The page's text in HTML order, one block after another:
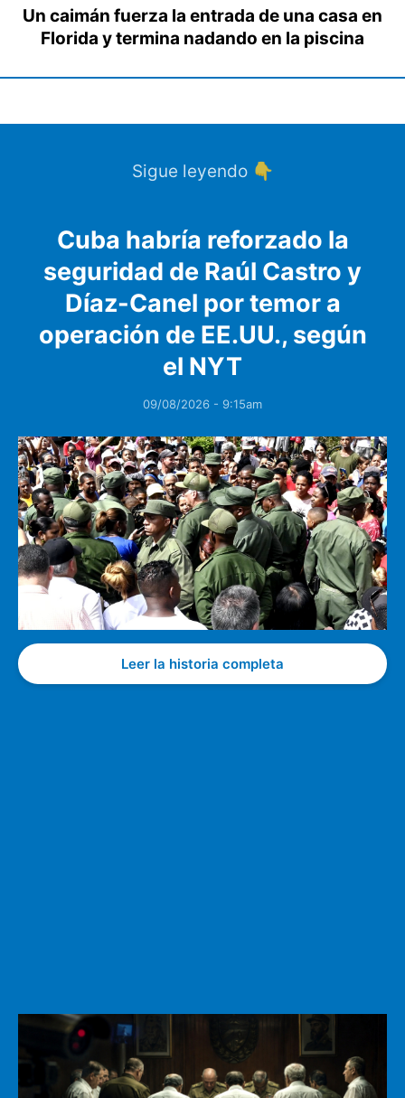
Un caimán fuerza la entrada de una casa en
Florida y termina nadando en la piscina
Sigue leyendo 👇